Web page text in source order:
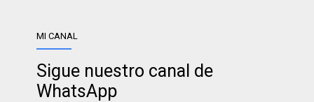
MI CANAL
Sigue nuestro canal de
WhatsApp